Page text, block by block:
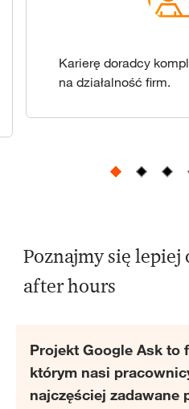
Karierę doradcy
na działalność firm.
Poznajmy się
after hours
Projekt Google Ask to
którym nasi
najczęściej zadawane